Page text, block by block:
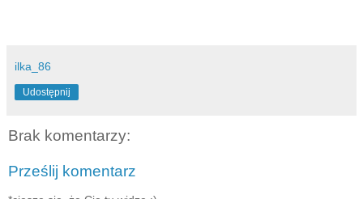
ilka_86
Udostępnij
Brak komentarzy:
Prześlij komentarz